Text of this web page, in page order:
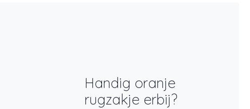
Handig oranje
rugzakje erbij?